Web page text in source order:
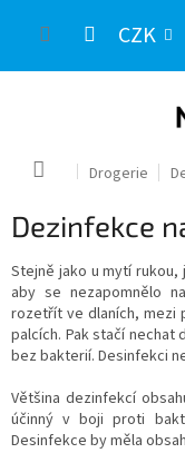
CZK
Domů Drogerie
Dezinfekce
Stejně jako u mytí
aby se nezapomnělo
rozetřít ve dlaních, mezi
palcích. Pak stačí nechat
bez bakterií. Desinfekci
Většina dezinfekcí
účinný v boji proti
Desinfekce by měla